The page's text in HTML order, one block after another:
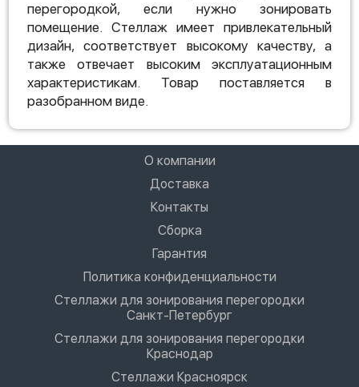
перегородкой, если нужно зонировать
помещение. Стеллаж имеет привлекательный
дизайн, соответствует высокому качеству, а
также отвечает высоким эксплуатационным
характеристикам. Товар поставляется в
разобранном виде.
О компании
Доставка
Контакты
Сборка
Гарантия
Политика конфиденциальности
Стеллажи для зонирования перегородки
Санкт-Петербург
Стеллажи для зонирования перегородки
Краснодар
Стеллажи Красноярск